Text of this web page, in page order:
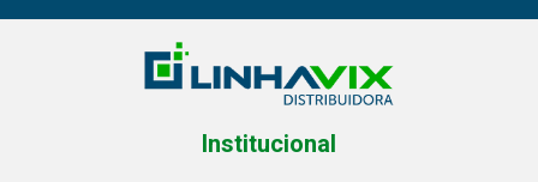
Institucional